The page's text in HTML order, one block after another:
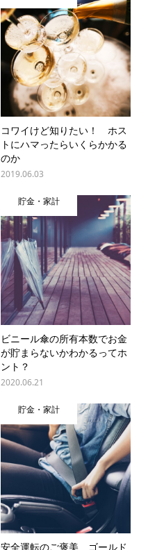
コワイけど知りたい！ ホス
トにハマったらいくらかかる
のか
2019.06.03
貯金・家計
ビニール傘の所有本数でお金
が貯まらないかわかるってホ
ント？
2020.06.21
貯金・家計
安全運転のご褒美 ゴールド